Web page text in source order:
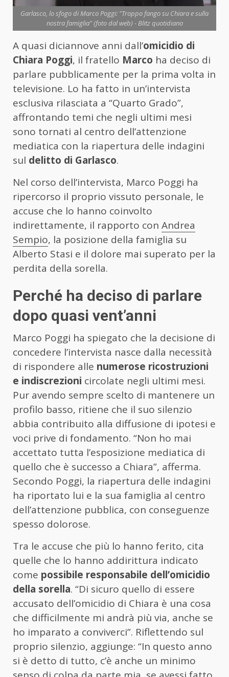
Garlasco, lo sfogo di Marco Poggi: "Troppo fango su Chiara e sulla
nostra famiglia" (foto dal web) - Blitz quotidiano
A quasi diciannove anni dall’omicidio di
Chiara Poggi, il fratello Marco ha deciso di
parlare pubblicamente per la prima volta in
televisione. Lo ha fatto in un’intervista
esclusiva rilasciata a “Quarto Grado”,
affrontando temi che negli ultimi mesi
sono tornati al centro dell’attenzione
mediatica con la riapertura delle indagini
sul delitto di Garlasco.
Nel corso dell’intervista, Marco Poggi ha
ripercorso il proprio vissuto personale, le
accuse che lo hanno coinvolto
indirettamente, il rapporto con Andrea
Sempio, la posizione della famiglia su
Alberto Stasi e il dolore mai superato per la
perdita della sorella.
Perché ha deciso di parlare
dopo quasi vent’anni
Marco Poggi ha spiegato che la decisione di
concedere l’intervista nasce dalla necessità
di rispondere alle numerose ricostruzioni
e indiscrezioni circolate negli ultimi mesi.
Pur avendo sempre scelto di mantenere un
profilo basso, ritiene che il suo silenzio
abbia contribuito alla diffusione di ipotesi e
voci prive di fondamento. “Non ho mai
accettato tutta l’esposizione mediatica di
quello che è successo a Chiara”, afferma.
Secondo Poggi, la riapertura delle indagini
ha riportato lui e la sua famiglia al centro
dell’attenzione pubblica, con conseguenze
spesso dolorose.
Tra le accuse che più lo hanno ferito, cita
quelle che lo hanno addirittura indicato
come possibile responsabile dell’omicidio
della sorella. “Di sicuro quello di essere
accusato dell’omicidio di Chiara è una cosa
che difficilmente mi andrà più via, anche se
ho imparato a conviverci”. Riflettendo sul
proprio silenzio, aggiunge: “In questo anno
si è detto di tutto, c’è anche un minimo